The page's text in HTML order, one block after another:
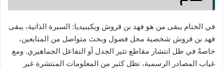
في الختام يبقى من هو فهد بن قروش ويكيبيديا: السيرة الذاتية، يبقى
فهد بن قروش شخصية محل فضول وبحث متواصل من المتابعين،
خاصةً في ظل انتشار مقاطع تثير الجدل أو التفاعل الجماهيري. ومع
غياب المصادر الرسمية، تظل كثير من المعلومات المنتشرة غير